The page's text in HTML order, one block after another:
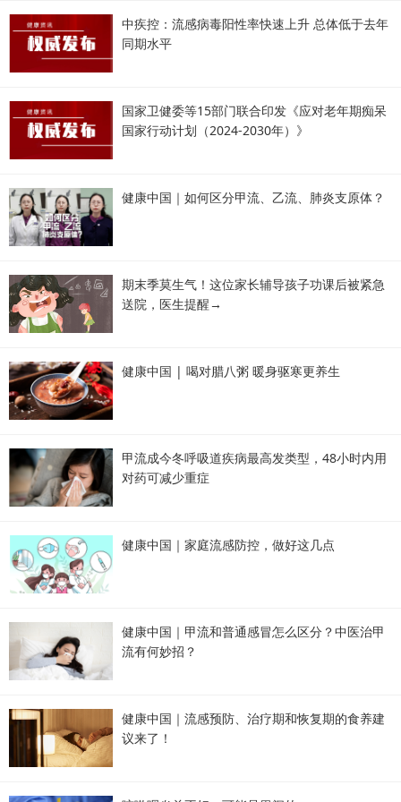
中疾控：流感病毒阳性率快速上升 总体低于去年
同期水平
国家卫健委等15部门联合印发《应对老年期痴呆
国家行动计划（2024-2030年）》
健康中国｜如何区分甲流、乙流、肺炎支原体？
期末季莫生气！这位家长辅导孩子功课后被紧急
送院，医生提醒→
健康中国 | 喝对腊八粥 暖身驱寒更养生
甲流成今冬呼吸道疾病最高发类型，48小时内用
对药可减少重症
健康中国｜家庭流感防控，做好这几点
健康中国｜甲流和普通感冒怎么区分？中医治甲
流有何妙招？
健康中国｜流感预防、治疗期和恢复期的食养建
议来了！